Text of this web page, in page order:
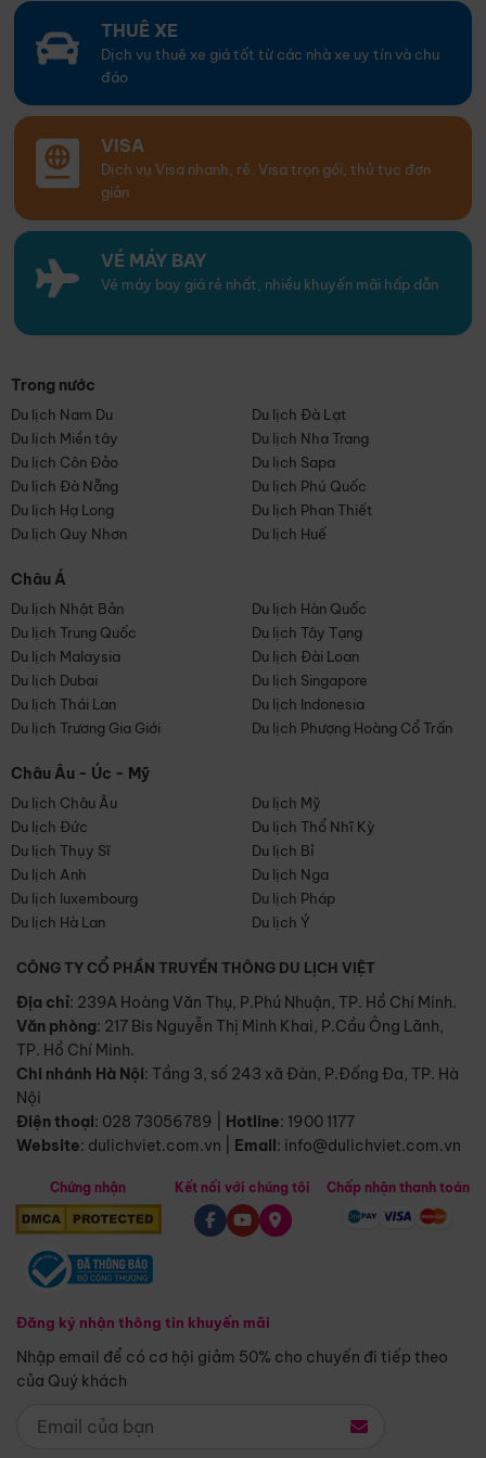
THUÊ XE
Dịch vụ thuê xe giá tốt từ các nhà xe uy tín và chu
đáo
VISA
Dịch vụ Visa nhanh, rẻ. Visa trọn gói, thủ tục đơn
giản
VÉ MÁY BAY
Vé máy bay giá rẻ nhất, nhiều khuyến mãi hấp dẫn
Trong nước
Du lịch Nam Du
Du lịch Đà Lạt
Du lịch Miền tây
Du lịch Nha Trang
Du lịch Côn Đảo
Du lịch Sapa
Du lịch Đà Nẵng
Du lịch Phú Quốc
Du lịch Hạ Long
Du lịch Phan Thiết
Du lịch Quy Nhơn
Du lịch Huế
Châu Á
Du lịch Nhật Bản
Du lịch Hàn Quốc
Du lịch Trung Quốc
Du lịch Tây Tạng
Du lịch Malaysia
Du lịch Đài Loan
Du lịch Dubai
Du lịch Singapore
Du lịch Thái Lan
Du lịch Indonesia
Du lịch Trương Gia Giới
Du lịch Phượng Hoàng Cổ Trấn
Châu Âu - Úc - Mỹ
Du lịch Châu Âu
Du lịch Mỹ
Du lịch Đức
Du lịch Thổ Nhĩ Kỳ
Du lịch Thụy Sĩ
Du lịch Bỉ
Du lịch Anh
Du lịch Nga
Du lịch luxembourg
Du lịch Pháp
Du lịch Hà Lan
Du lịch Ý
CÔNG TY CỔ PHẦN TRUYỀN THÔNG DU LỊCH VIỆT
Địa chỉ: 239A Hoàng Văn Thụ, P.Phú Nhuận, TP. Hồ Chí Minh.
Văn phòng: 217 Bis Nguyễn Thị Minh Khai, P.Cầu Ông Lãnh,
TP. Hồ Chí Minh.
Chi nhánh Hà Nội: Tầng 3, số 243 xã Đàn, P.Đống Đa, TP. Hà
Nội
Điện thoại: 028 73056789 Hotline: 1900 1177
Website: dulichviet.com.vn Email: info@dulichviet.com.vn
Chứng nhận
Đăng ký nhận thông tin khuyến mãi
Nhập email để có cơ hội giảm 50% cho chuyến đi tiếp theo
của Quý khách
Kết nối với chúng tôi Chấp nhận thanh toán